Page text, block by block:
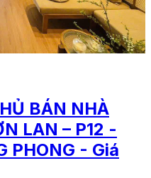
BÁN NHÀ
LAN – P12 -
PHONG - Giá